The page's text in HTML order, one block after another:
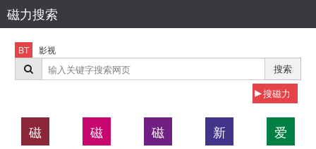
磁力搜索
BT 影视
搜索
搜磁力
磁 磁 磁 新 爱